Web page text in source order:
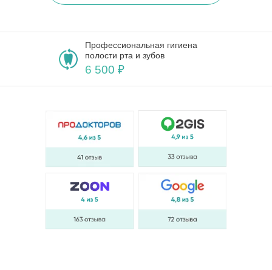
6 500 ₽
Профессиональная гигиена
полости рта и зубов